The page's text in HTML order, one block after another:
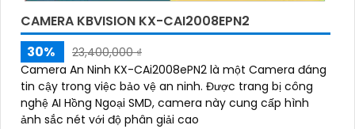
CAMERA KBVISION KX-CAI2008EPN2
30%
23,400,000 ₫
Camera An Ninh KX-CAi2008ePN2 là một Camera đáng
tin cậy trong việc bảo vệ an ninh. Được trang bị công
nghệ AI Hồng Ngoại SMD, camera này cung cấp hình
ảnh sắc nét với độ phân giải cao